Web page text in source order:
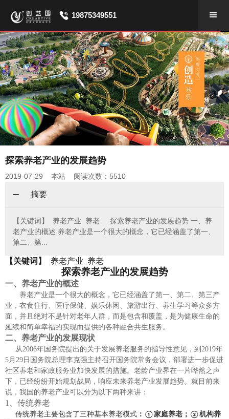
19875349551
探索养老产业的发展趋势
2019-07-29 本站 阅读次数：5510
摘要
【关键词】 养老产业 养老 探索养老产业的发展趋势 一、养
老产业的概述 养老产业是一个很大的概念，它已经涵盖了第一、
第二、第...
【关键词】 养老产业 养老
探索养老产业的发展趋势
一、 养老产业的概述
养老产业是一个很大的概念，它已经涵盖了第一、第二、第三产
业，衣食住行、医疗保健、娱乐休闲、旅游出行、养生学习等众多方
面，并且绝对不是针对老年人群，而是包含和覆盖，是为健康生命的
延续和简单幸福的实现而提供的各种融合共生服务。
二、 养老产业的发展现状
从2006年国务院提出的关于发展养老服务的指导性意见，到 2019年
5月 29 日国务院总理李克强主持召开国务院常务会议，部署进一步促进
社区养老和家政服务业加快发展的措施。老龄产业界在一片哗然之声
下，已经纷纷开始规划战局，响应未来养老产业发展趋势。就目前来
说，我国的养老产业可以分为以下两种来讲：
1、 传统养老
传统养老主要包含了三种基本养老模式 ： ①家庭养老； ②机构养